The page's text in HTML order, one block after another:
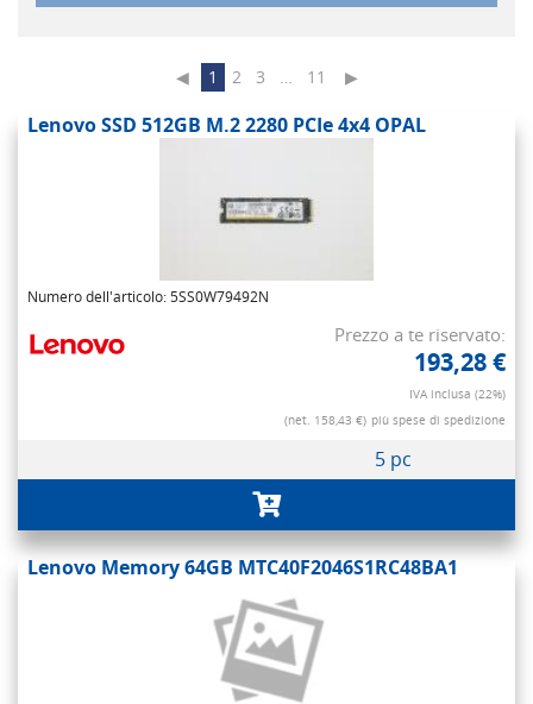
◀ 1 2 3 … 11 ▶
Lenovo SSD 512GB M.2 2280 PCIe 4x4 OPAL
Numero dell'articolo: 5SS0W79492N
Prezzo a te riservato:
193,28 €
IVA inclusa (22%)
(net. 158,43 €) più spese di spedizione
5 pc
Lenovo Memory 64GB MTC40F2046S1RC48BA1